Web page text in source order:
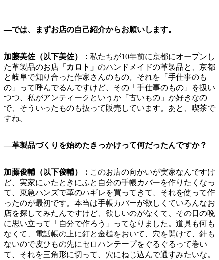
―では、まずお店の自己紹介からお願いします。
加藤美佐（以下美佐）： 私たちが10年前に京都にオープンし
た革製品のお店 「カロト」 のハンドメイドの革製品と、京都
と岐阜で知り合った作家さんのもの。それを「手仕事のも
の」って呼んでるんですけど、その「手仕事のもの」を扱い
つつ、私がアンティークというか「古いもの」が好きなの
で、そういったものも扱って販売しています。あと、喫茶で
すね。
―革製品づくりを始めたきっかけって何だったんですか？
加藤俊輔（以下俊輔）： このお店の向かいが実家なんですけ
ど、実家にいたときにふと自分の手帳カバーを作りたくなっ
て、東急ハンズで革のハギレを買ってきて、それを使って作
ったのが最初です。本当は手帳カバーが欲しくていろんなお
店を探してみたんですけど、欲しいのがなくて、その日の晩
に思い立って「自分で作ろう」ってなりました。道具も何も
なくて、電話帳の上に釘と金槌をおいて、穴を開けて、針も
ないので皮ひもの先にセロハンテープをぐるぐるって巻い
て、それを三角形に切って、穴にねじ込んで通すみたいな。